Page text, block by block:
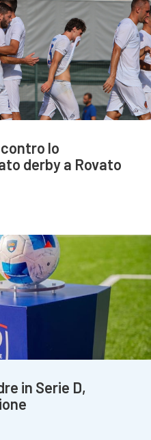
lo
derby a Rovato
in Serie D,